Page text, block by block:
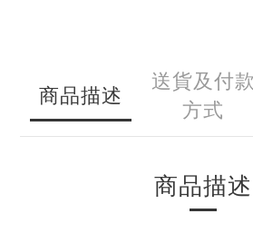
商品描述
送貨及付款
方式
商品描述